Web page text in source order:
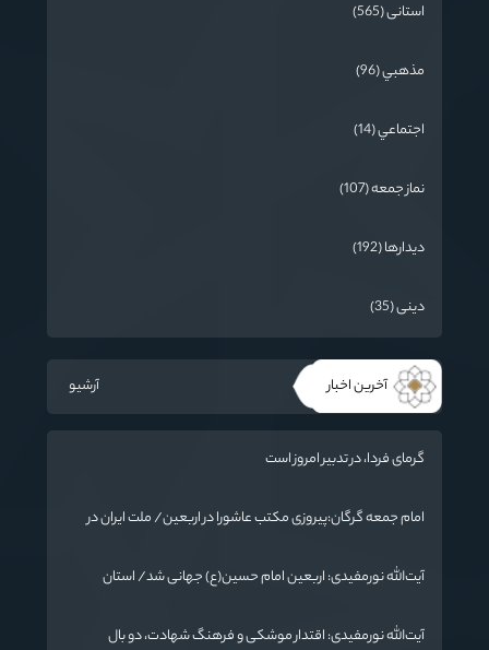
استانی (565)
مذهبي (96)
اجتماعي (14)
نماز جمعه (107)
دیدارها (192)
دینی (35)
آخرین اخبار آرشیو
گرمای فردا، در تدبیر امروز است
امام جمعه گرگان:پیروزی مکتب عاشورا در اربعین/ ملت ایران در
آیت‌الله نورمفیدی: اربعین امام حسین(ع) جهانی شد/ استان
دارد
آیت‌الله نورمفیدی: اقتدار موشکی و فرهنگ شهادت، دو بال